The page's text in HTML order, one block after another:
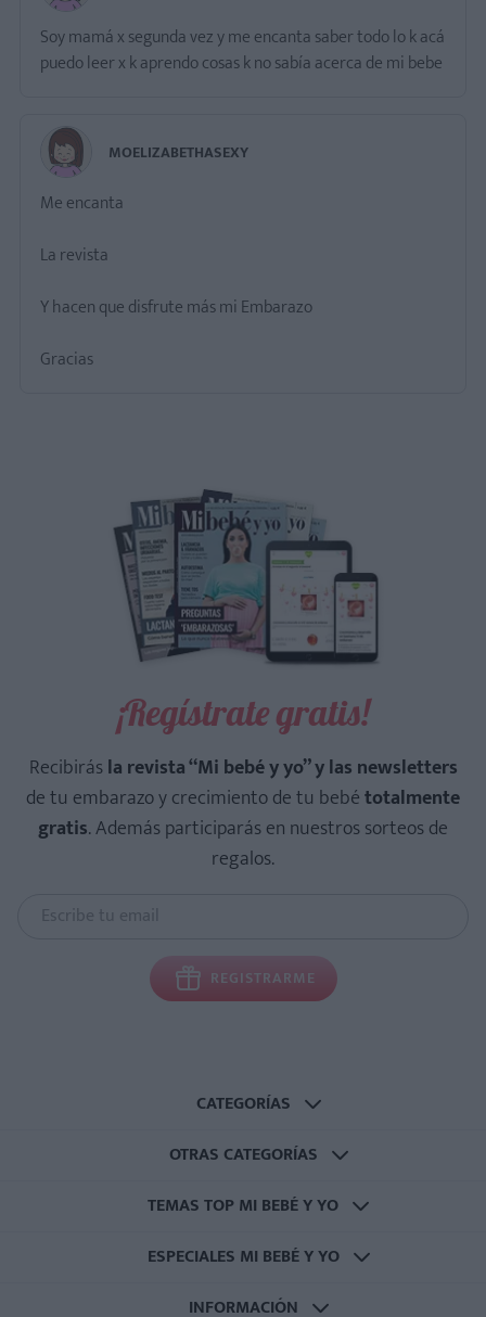
Soy mamá x segunda vez y me encanta saber todo lo k acá
puedo leer x k aprendo cosas k no sabía acerca de mi bebe
MOELIZABETHASEXY
Me encanta
La revista
Y hacen que disfrute más mi Embarazo
Gracias
¡Regístrate gratis!
Recibirásla revista “Mi bebé y yo” y las newsletters
de tu embarazo y crecimiento de tu bebétotalmente
gratis. Además participarás en nuestros sorteos de
regalos.
REGISTRARME
CATEGORÍAS
OTRAS CATEGORÍAS
TEMAS TOP MI BEBÉ Y YO
ESPECIALES MI BEBÉ Y YO
INFORMACIÓN